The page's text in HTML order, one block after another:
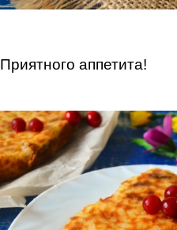
Приятного аппетита!